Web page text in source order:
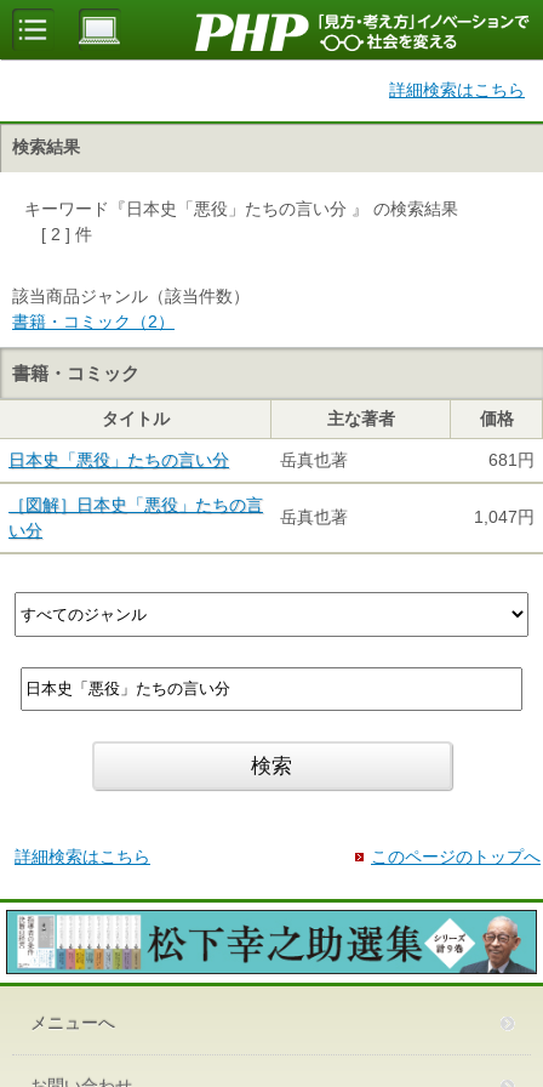
詳細検索はこちら
検索結果
キーワード『日本史「悪役」たちの言い分 』 の検索結果
[ 2 ] 件
該当商品ジャンル（該当件数）
書籍・コミック（2）
書籍・コミック
タイトル 主な著者 価格
日本史「悪役」たちの言い分 岳真也著 681円
［図解］日本史「悪役」たちの言
い分
岳真也著 1,047円
詳細検索はこちら このページのトップへ
メニューへ